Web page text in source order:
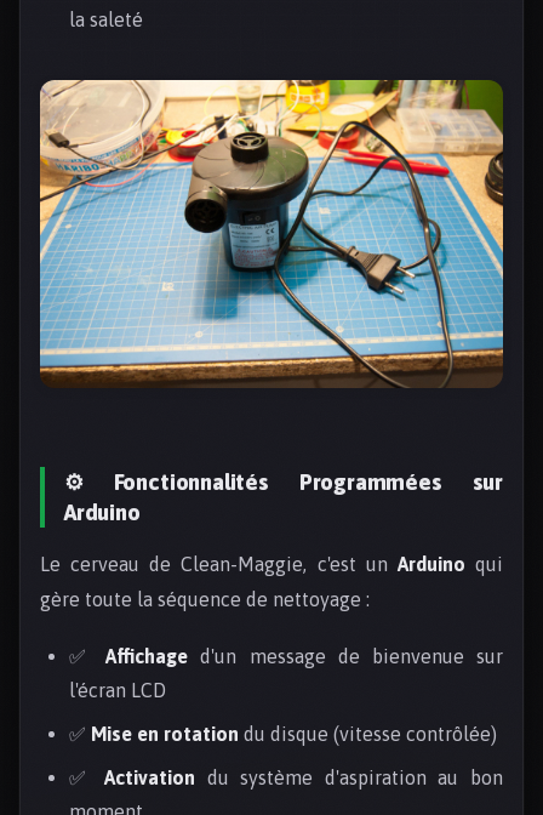
la saleté
⚙️ Fonctionnalités Programmées sur
Arduino
Le cerveau de Clean-Maggie, c'est un Arduino qui
gère toute la séquence de nettoyage :
✅Affichage d'un message de bienvenue sur
l'écran LCD
✅ Mise en rotation du disque (vitesse contrôlée)
✅Activation du système d'aspiration au bon